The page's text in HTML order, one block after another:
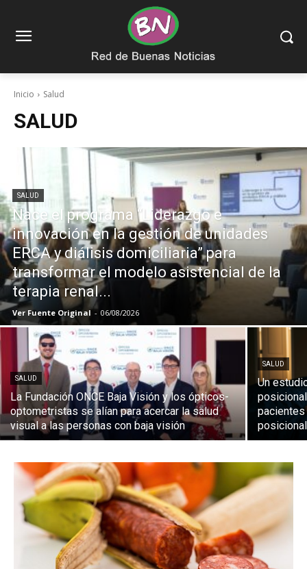
Inicio Salud
SALUD
SALUD
Nace el programa “Liderazgo e
innovación en la gestión de unidades
ERCA y diálisis domiciliaria” para
transformar el modelo asistencial de la
terapia renal...
Ver Fuente Original - 06/08/2026
SALUD
La Fundación ONCE Baja Visión y los ópticos-
optometristas se alían para acercar la salud
visual a las personas con baja visión
SALUD
Un